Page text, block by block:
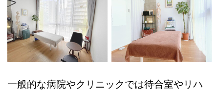
一般的な病院やクリニックでは待合室やリハ